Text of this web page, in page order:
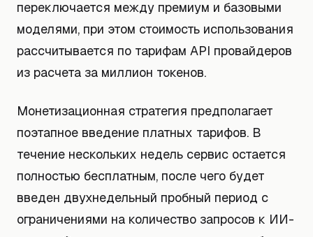
переключается между премиум и базовыми
моделями, при этом стоимость использования
рассчитывается по тарифам API провайдеров
из расчета за миллион токенов.
Монетизационная стратегия предполагает
поэтапное введение платных тарифов. В
течение нескольких недель сервис остается
полностью бесплатным, после чего будет
введен двухнедельный пробный период с
ограничениями на количество запросов к ИИ-